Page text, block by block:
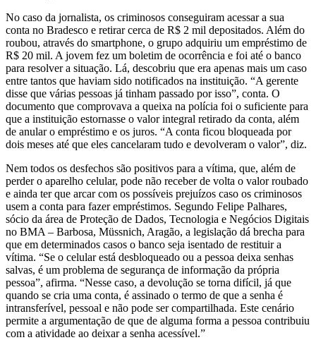
No caso da jornalista, os criminosos conseguiram acessar a sua
conta no Bradesco e retirar cerca de R$ 2 mil depositados. Além do
roubou, através do smartphone, o grupo adquiriu um empréstimo de
R$ 20 mil. A jovem fez um boletim de ocorrência e foi até o banco
para resolver a situação. Lá, descobriu que era apenas mais um caso
entre tantos que haviam sido notificados na instituição. “A gerente
disse que várias pessoas já tinham passado por isso”, conta. O
documento que comprovava a queixa na polícia foi o suficiente para
que a instituição estornasse o valor integral retirado da conta, além
de anular o empréstimo e os juros. “A conta ficou bloqueada por
dois meses até que eles cancelaram tudo e devolveram o valor”, diz.
Nem todos os desfechos são positivos para a vítima, que, além de
perder o aparelho celular, pode não receber de volta o valor roubado
e ainda ter que arcar com os possíveis prejuízos caso os criminosos
usem a conta para fazer empréstimos. Segundo Felipe Palhares,
sócio da área de Proteção de Dados, Tecnologia e Negócios Digitais
no BMA – Barbosa, Müssnich, Aragão, a legislação dá brecha para
que em determinados casos o banco seja isentado de restituir a
vítima. “Se o celular está desbloqueado ou a pessoa deixa senhas
salvas, é um problema de segurança de informação da própria
pessoa”, afirma. “Nesse caso, a devolução se torna difícil, já que
quando se cria uma conta, é assinado o termo de que a senha é
intransferível, pessoal e não pode ser compartilhada. Este cenário
permite a argumentação de que de alguma forma a pessoa contribuiu
com a atividade ao deixar a senha acessível.”